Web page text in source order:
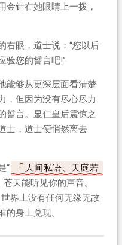
金针在她眼睛上一拨，
右眼，道士说：“您以后
验您的誓言吧!”
能够从更深层面看清楚
，但因为没有尽心尽力
誓言。显仁皇后震惊之
士，道士便悄然离去
“
人间私语、天庭若
天能听见你的声音。
世界上没有任何无缘无故
身上兑现。